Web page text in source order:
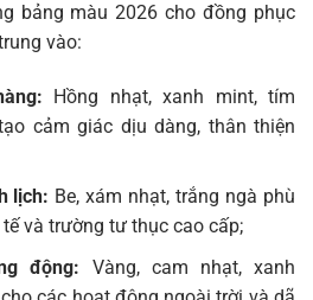
bảng màu 2026 cho đồng phục
vào:
Hồng nhạt, xanh mint, tím
cảm giác dịu dàng, thân thiện
lịch: Be, xám nhạt, trắng ngà phù
và trường tư thục cao cấp;
động: Vàng, cam nhạt, xanh